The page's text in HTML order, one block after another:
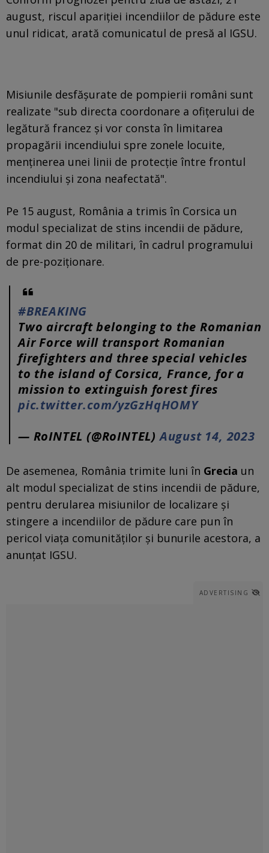
august, riscul apariţiei incendiilor de pădure este
unul ridicat, arată comunicatul de presă al IGSU.
Misiunile desfăşurate de pompierii români sunt
realizate "sub directa coordonare a ofiţerului de
legătură francez şi vor consta în limitarea
propagării incendiului spre zonele locuite,
menţinerea unei linii de protecţie între frontul
incendiului şi zona neafectată".
Pe 15 august, România a trimis în Corsica un
modul specializat de stins incendii de pădure,
format din 20 de militari, în cadrul programului
de pre-poziţionare.
#BREAKING
Two aircraft belonging to the Romanian
Air Force will transport Romanian
firefighters and three special vehicles
to the island of Corsica, France, for a
mission to extinguish forest fires
pic.twitter.com/yzGzHqHOMY
— RoINTEL (@RoINTEL)August 14, 2023
De asemenea, România trimite luni în Grecia un
alt modul specializat de stins incendii de pădure,
pentru derularea misiunilor de localizare şi
stingere a incendiilor de pădure care pun în
pericol viaţa comunităţilor şi bunurile acestora, a
anunțat IGSU.
ADVERTISING